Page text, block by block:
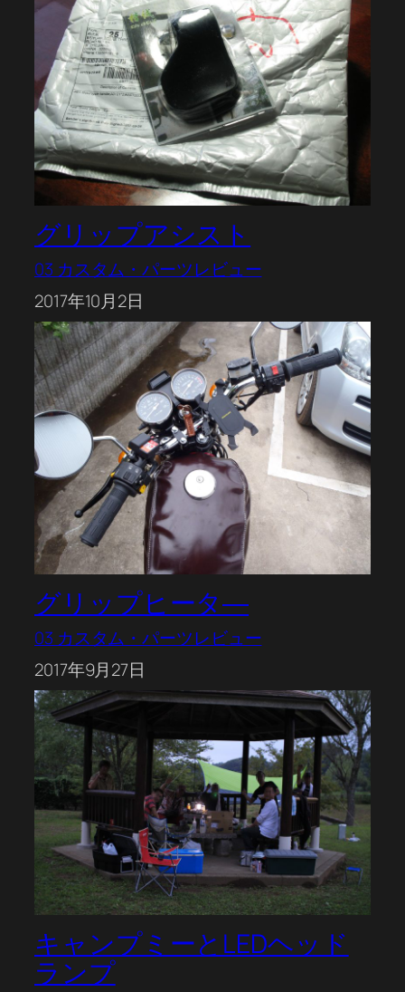
グリップアシスト
03 カスタム・パーツレビュー
2017年10月2日
グリップヒータ―
03 カスタム・パーツレビュー
2017年9月27日
キャンプミーとLEDヘッド
ランプ